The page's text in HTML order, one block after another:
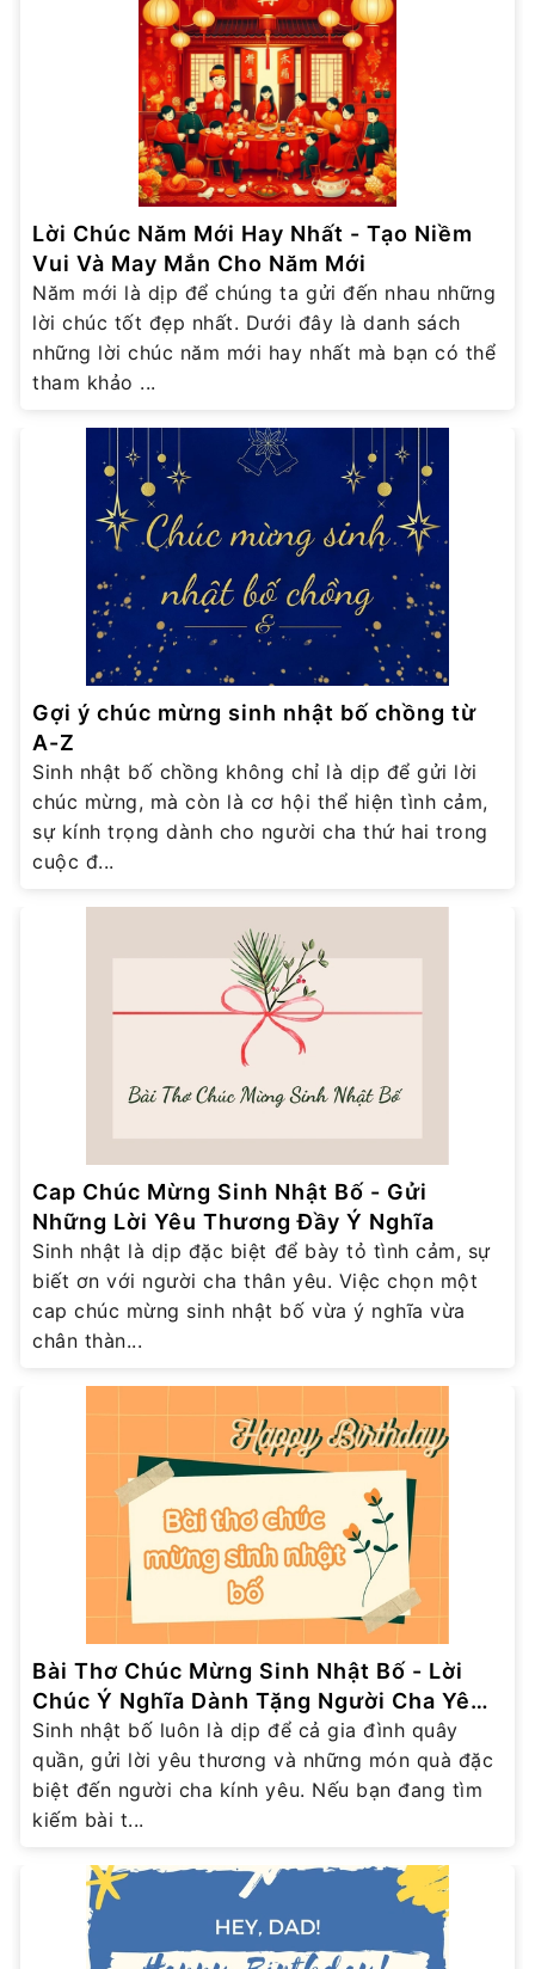
Lời Chúc Năm Mới Hay Nhất - Tạo Niềm
Vui Và May Mắn Cho Năm Mới
Năm mới là dịp để chúng ta gửi đến nhau những
lời chúc tốt đẹp nhất. Dưới đây là danh sách
những lời chúc năm mới hay nhất mà bạn có thể
tham khảo ...
Gợi ý chúc mừng sinh nhật bố chồng từ
A-Z
Sinh nhật bố chồng không chỉ là dịp để gửi lời
chúc mừng, mà còn là cơ hội thể hiện tình cảm,
sự kính trọng dành cho người cha thứ hai trong
cuộc đ...
Cap Chúc Mừng Sinh Nhật Bố - Gửi
Những Lời Yêu Thương Đầy Ý Nghĩa
Sinh nhật là dịp đặc biệt để bày tỏ tình cảm, sự
biết ơn với người cha thân yêu. Việc chọn một
cap chúc mừng sinh nhật bố vừa ý nghĩa vừa
chân thàn...
Bài Thơ Chúc Mừng Sinh Nhật Bố - Lời
Chúc Ý Nghĩa Dành Tặng Người Cha Yêu
Thương
Sinh nhật bố luôn là dịp để cả gia đình quây
quần, gửi lời yêu thương và những món quà đặc
biệt đến người cha kính yêu. Nếu bạn đang tìm
kiếm bài t...